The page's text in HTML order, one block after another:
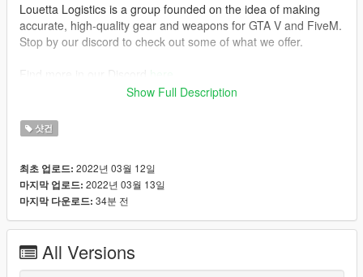
Louetta Logistics is a group founded on the idea of making
accurate, high-quality gear and weapons for GTA V and FiveM.
Stop by our discord to check out some of what we offer.
here
Installation Guide:
- Mods > update > x64 > dlcpacks > patchday8ng > dlc.rpf >
x64 > models > cdimages > -weapons.rpf
- Then drag & drop all ytd & ydr files from the "SingePlayer
Replace" folder inside weapons.rpf
https://discord.gg/kwXJ3HpcGd
Show Full Description
샷건
최초 업로드: 2022년 03월 12일
마지막 업로드: 2022년 03월 13일
마지막 다운로드: 34분 전
All Versions